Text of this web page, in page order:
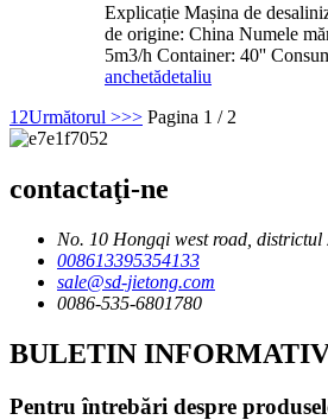
Explicație Mașina de
de origine: China Numele
5m3/h Container: 40''
anchetădetaliu
1 2Următorul >>> Pagina 1 / 2
contactaţi-ne
No. 10 Hongqi west road,
008613395354133
sale@sd-jietong.com
0086-535-6801780
BULETIN
Pentru întrebări despre